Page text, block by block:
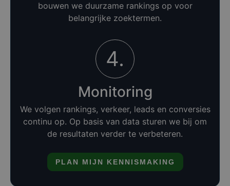
bouwen we duurzame rankings op voor
belangrijke zoektermen.
4.
Monitoring
We volgen rankings, verkeer, leads en conversies
continu op. Op basis van data sturen we bij om
de resultaten verder te verbeteren.
PLAN MIJN KENNISMAKING